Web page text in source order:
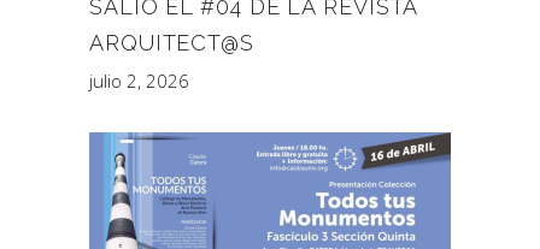
SALIÓ EL #04 DE LA REVISTA
ARQUITECT@S
julio 2, 2026